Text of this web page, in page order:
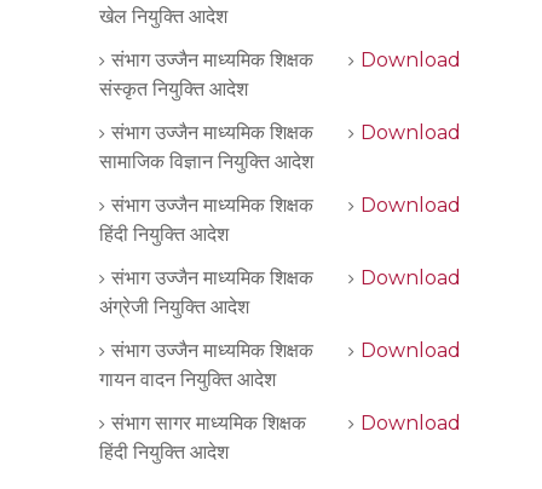
खेल नियुक्ति आदेश
संभाग उज्जैन माध्यमिक शिक्षक
संस्कृत नियुक्ति आदेश
Download
संभाग उज्जैन माध्यमिक शिक्षक
सामाजिक विज्ञान नियुक्ति आदेश
Download
संभाग उज्जैन माध्यमिक शिक्षक
हिंदी नियुक्ति आदेश
Download
संभाग उज्जैन माध्यमिक शिक्षक
अंग्रेजी नियुक्ति आदेश
Download
संभाग उज्जैन माध्यमिक शिक्षक
गायन वादन नियुक्ति आदेश
Download
संभाग सागर माध्यमिक शिक्षक
हिंदी नियुक्ति आदेश
Download